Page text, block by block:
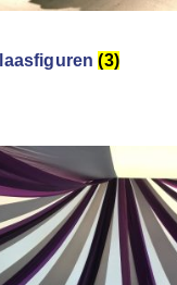
(3)